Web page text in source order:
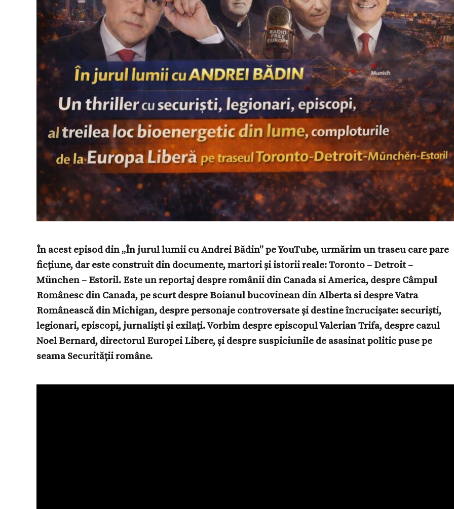
În acest episod din „În jurul lumii cu Andrei Bădin” pe YouTube, urmărim un traseu care pare
ficțiune, dar este construit din documente, martori și istorii reale: Toronto – Detroit –
München – Estoril. Este un reportaj despre românii din Canada si America, despre Câmpul
Românesc din Canada, pe scurt despre Boianul bucovinean din Alberta si despre Vatra
Românească din Michigan, despre personaje controversate și destine încrucișate: securiști,
legionari, episcopi, jurnaliști și exilați. Vorbim despre episcopul Valerian Trifa, despre cazul
Noel Bernard, directorul Europei Libere, și despre suspiciunile de asasinat politic puse pe
seama Securității române.